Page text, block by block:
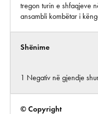
tregon turin e shfaqjeve
ansambli kombëtar i
Shënime
1 Negativ në gjendje
© Copyright